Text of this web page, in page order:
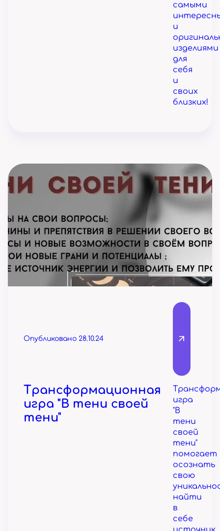
самыми
и
изделиями
для
себя
и
своих
близких!
Опубликовано 28.10.24
Трансформационная
игра "В тени своей
тени"
игра
"В
тени
своей
тени"
помогает
осознать
свою
найти
в
себе